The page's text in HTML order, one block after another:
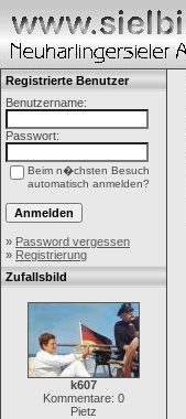
Registrierte Benutzer
Benutzername:
Passwort:
Beim n�chsten Besuch
automatisch anmelden?
» Password vergessen
» Registrierung
Zufallsbild
k607
Kommentare: 0
Pietz